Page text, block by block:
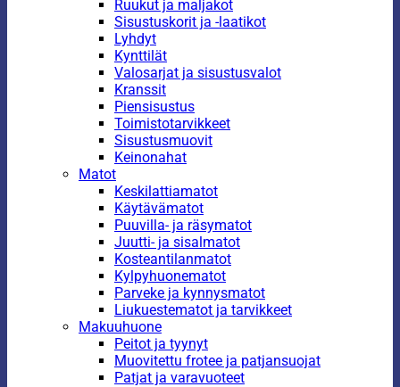
Ruukut ja maljakot
Sisustuskorit ja -laatikot
Lyhdyt
Kynttilät
Valosarjat ja sisustusvalot
Kranssit
Piensisustus
Toimistotarvikkeet
Sisustusmuovit
Keinonahat
Matot
Keskilattiamatot
Käytävämatot
Puuvilla- ja räsymatot
Juutti- ja sisalmatot
Kosteantilanmatot
Kylpyhuonematot
Parveke ja kynnysmatot
Liukuestematot ja tarvikkeet
Makuuhuone
Peitot ja tyynyt
Muovitettu frotee ja patjansuojat
Patjat ja varavuoteet